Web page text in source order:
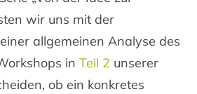
wir uns mit der
allgemeinen Analyse des
in Teil 2 unserer
ob ein konkretes